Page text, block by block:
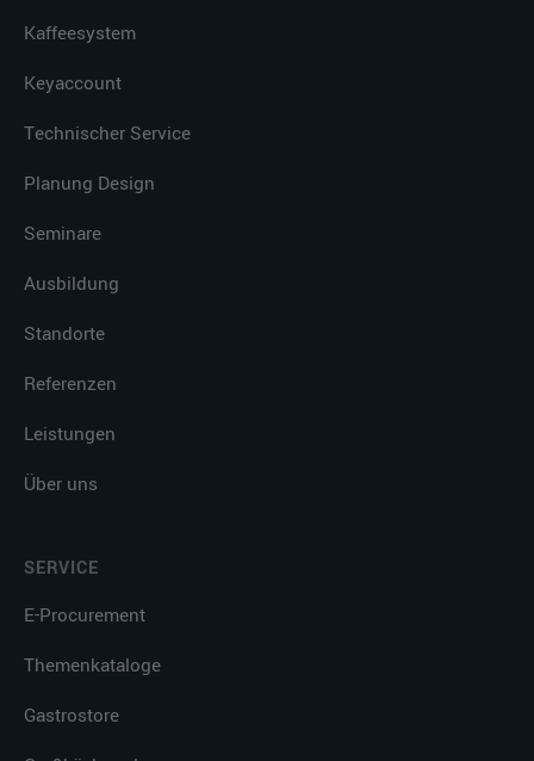
Kaffeesystem
Keyaccount
Technischer Service
Planung Design
Seminare
Ausbildung
Standorte
Referenzen
Leistungen
Über uns
SERVICE
E-Procurement
Themenkataloge
Gastrostore